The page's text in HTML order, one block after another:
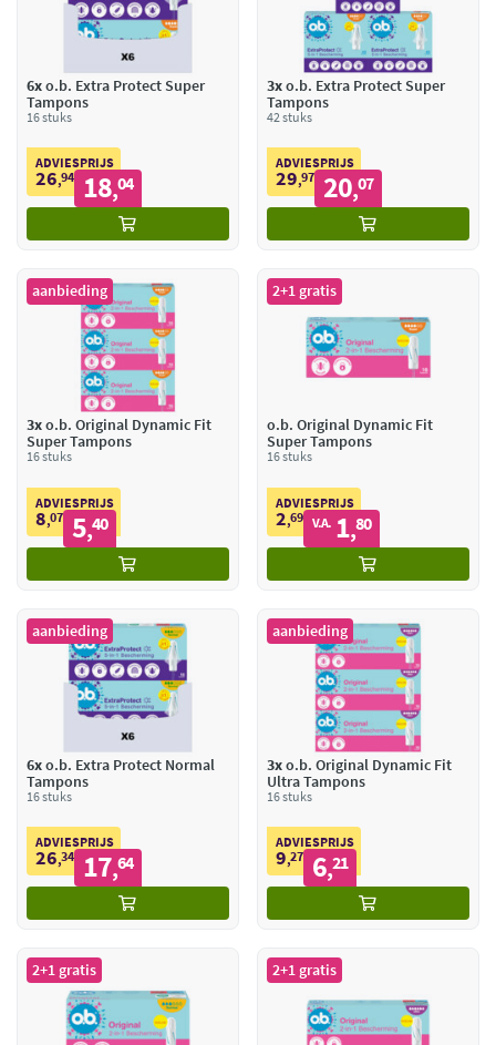
6xo.b. Extra Protect Super
Tampons
16 stuks
ADVIESPRIJS
26,94 18,04
3xo.b. Extra Protect Super
Tampons
42 stuks
ADVIESPRIJS
29,97 20,07
aanbieding
3xo.b. Original Dynamic Fit
Super Tampons
16 stuks
ADVIESPRIJS
8,07 5,40
2+1 gratis
o.b. Original Dynamic Fit
Super Tampons
16 stuks
ADVIESPRIJS
2,69 V.A. 1,80
aanbieding
6xo.b. Extra Protect Normal
Tampons
16 stuks
ADVIESPRIJS
26,34 17,64
aanbieding
3xo.b. Original Dynamic Fit
Ultra Tampons
16 stuks
ADVIESPRIJS
9,27 6,21
2+1 gratis 2+1 gratis